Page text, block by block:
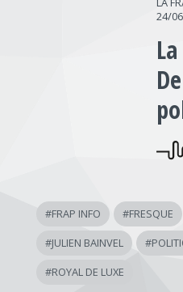
24/
#FRAP INFO #FRESQUE
#JULIEN BAINVEL #
#ROYAL DE LUXE